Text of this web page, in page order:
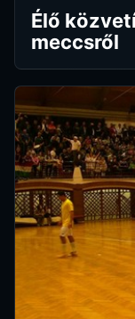
Élő
meccsről